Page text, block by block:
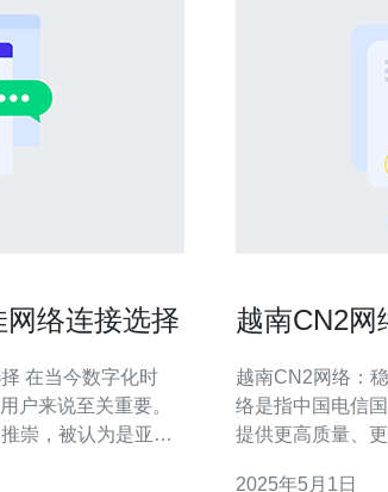
络连接选择
时
户来说至关重要。
崇，被认为是亚洲
越南CN2网
越南CN2网络：稳
络是指中国电信
提供更高质量、
2025年5月1日